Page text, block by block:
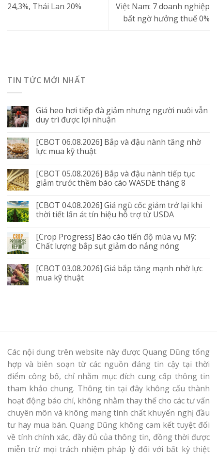
24,3%, Thái Lan 20%
Việt Nam: 7 doanh nghiệp
bất ngờ hưởng thuế 0%
TIN TỨC MỚI NHẤT
Giá heo hơi tiếp đà giảm nhưng người nuôi vẫn
duy trì được lợi nhuận
[CBOT 06.08.2026] Bắp và đậu nành tăng nhờ
lực mua kỹ thuật
[CBOT 05.08.2026] Bắp và đậu nành tiếp tục
giảm trước thềm báo cáo WASDE tháng 8
[CBOT 04.08.2026] Giá ngũ cốc giảm trở lại khi
thời tiết lấn át tín hiệu hỗ trợ từ USDA
[Crop Progress] Báo cáo tiến độ mùa vụ Mỹ:
Chất lượng bắp sụt giảm do nắng nóng
[CBOT 03.08.2026] Giá bắp tăng mạnh nhờ lực
mua kỹ thuật
Các nội dung trên website này được Quang Dũng tổng
hợp và biên soạn từ các nguồn đáng tin cậy tại thời
điểm công bố, chỉ nhằm mục đích cung cấp thông tin
tham khảo chung. Thông tin tại đây không cấu thành
hoạt động báo chí, không nhằm thay thế cho các tư vấn
chuyên môn và không mang tính chất khuyến nghị đầu
tư hay mua bán. Quang Dũng không cam kết tuyệt đối
về tính chính xác, đầy đủ của thông tin, đồng thời được
miễn trừ mọi trách nhiệm pháp lý đối với bất kỳ thiệt